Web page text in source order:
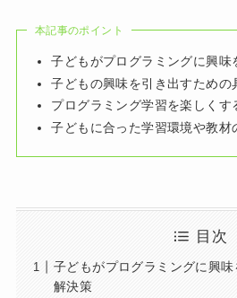
本記事のポイント
子どもがプログラミングに興味
子どもの興味を引き出すための
プログラミング学習を楽しくす
子どもに合った学習環境や教材
目次
子どもがプログラミングに興
解決策